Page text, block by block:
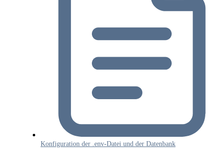
Konfiguration der .env-Datei und der Datenbank